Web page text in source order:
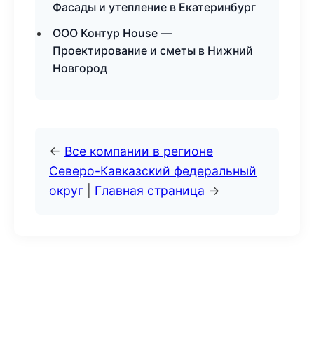
Фасады и утепление в Екатеринбург
ООО Контур House —
Проектирование и сметы в Нижний
Новгород
← Все компании в регионе
Северо-Кавказский федеральный
округ
Главная страница →